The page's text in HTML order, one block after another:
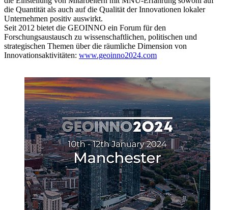
die Quantität als auch auf die Qualität der Innovationen lokaler
Unternehmen positiv auswirkt.
Seit 2012 bietet die GEOINNO ein Forum für den
Forschungsaustausch zu wissenschaftlichen, politischen und
strategischen Themen über die räumliche Dimension von
Innovationsaktivitäten: www.geoinno2024.com